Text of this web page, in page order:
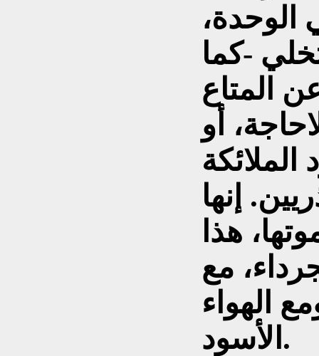
الوحدة،
-كما
المتاع
أو
الملائكة
إنها
هذا
مع
الهواء
الأسود.